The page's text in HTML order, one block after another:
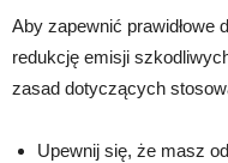
Aby zapewnić prawidłowe
redukcję emisji
zasad dotyczących
Upewnij się, że masz